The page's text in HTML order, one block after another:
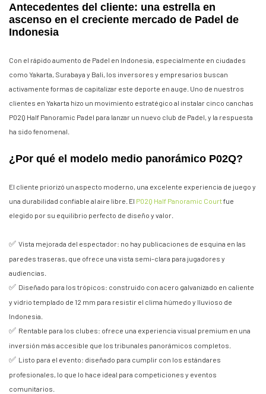
Antecedentes del cliente: una estrella en
ascenso en el creciente mercado de Padel de
Indonesia
Con el rápido aumento de Padel en Indonesia, especialmente en ciudades
como Yakarta, Surabaya y Bali, los inversores y empresarios buscan
activamente formas de capitalizar este deporte en auge. Uno de nuestros
clientes en Yakarta hizo un movimiento estratégico al instalar cinco canchas
P02Q Half Panoramic Padel para lanzar un nuevo club de Padel, y la respuesta
ha sido fenomenal.
¿Por qué el modelo medio panorámico P02Q?
El cliente priorizó un aspecto moderno, una excelente experiencia de juego y
una durabilidad confiable al aire libre. El P02Q Half Panoramic Courtfue
elegido por su equilibrio perfecto de diseño y valor.
✅ Vista mejorada del espectador: no hay publicaciones de esquina en las
paredes traseras, que ofrece una vista semi-clara para jugadores y
audiencias.
✅ Diseñado para los trópicos: construido con acero galvanizado en caliente
y vidrio templado de 12 mm para resistir el clima húmedo y lluvioso de
Indonesia.
✅ Rentable para los clubes: ofrece una experiencia visual premium en una
inversión más accesible que los tribunales panorámicos completos.
✅ Listo para el evento: diseñado para cumplir con los estándares
profesionales, lo que lo hace ideal para competiciones y eventos
comunitarios.